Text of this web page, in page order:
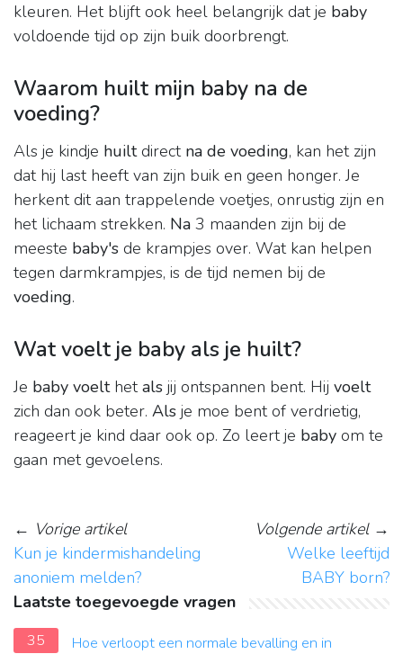
kleuren. Het blijft ook heel belangrijk dat je baby
voldoende tijd op zijn buik doorbrengt.
Waarom huilt mijn baby na de
voeding?
Als je kindje huiltdirect na de voeding, kan het zijn
dat hij last heeft van zijn buik en geen honger. Je
herkent dit aan trappelende voetjes, onrustig zijn en
het lichaam strekken. Na 3 maanden zijn bij de
meeste baby's de krampjes over. Wat kan helpen
tegen darmkrampjes, is de tijd nemen bij de
voeding.
Wat voelt je baby als je huilt?
Je baby voelthetals jij ontspannen bent. Hij voelt
zich dan ook beter. Als je moe bent of verdrietig,
reageert je kind daar ook op. Zo leert je baby om te
gaan met gevoelens.
← Vorige artikel
Kun je kindermishandeling
anoniem melden?
Volgende artikel→
Welke leeftijd
BABY born?
Laatste toegevoegde vragen
35
Hoe verloopt een normale bevalling en in